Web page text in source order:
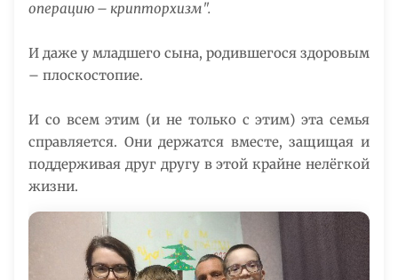
операцию – крипторхизм".
И даже у младшего сына, родившегося здоровым
– плоскостопие.
И со всем этим (и не только с этим) эта семья
справляется. Они держатся вместе, защищая и
поддерживая друг другу в этой крайне нелёгкой
жизни.